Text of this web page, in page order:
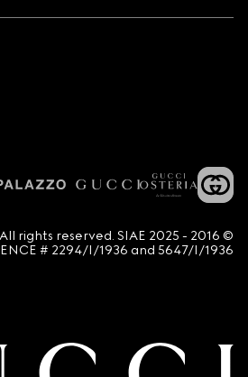
- All rights reserved. SIAE
# 2294/I/1936 and 5647/I/1936